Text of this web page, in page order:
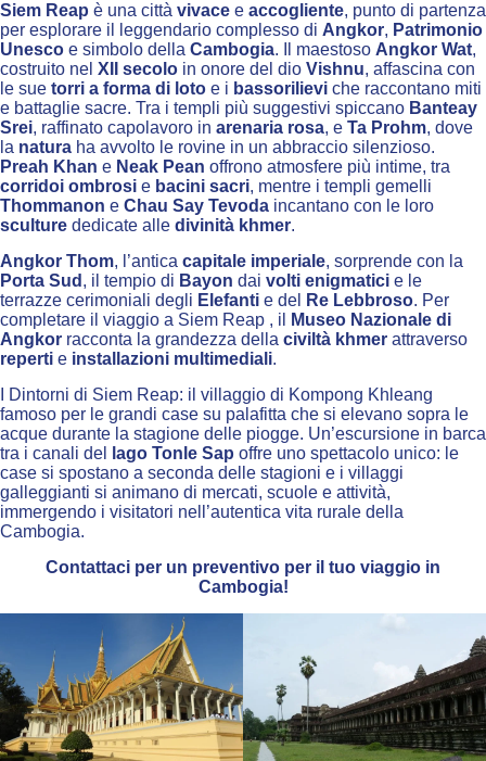
Siem Reap è una città vivace e accogliente, punto di partenza
per esplorare il leggendario complesso di Angkor, Patrimonio
Unesco e simbolo della Cambogia. Il maestoso Angkor Wat,
costruito nel XII secolo in onore del dio Vishnu, affascina con
le sue torri a forma di loto e i bassorilievi che raccontano miti
e battaglie sacre. Tra i templi più suggestivi spiccano Banteay
Srei, raffinato capolavoro in arenaria rosa, e Ta Prohm, dove
la natura ha avvolto le rovine in un abbraccio silenzioso.
Preah Khan e Neak Pean offrono atmosfere più intime, tra
corridoi ombrosi e bacini sacri, mentre i templi gemelli
Thommanon e Chau Say Tevoda incantano con le loro
sculture dedicate alle divinità khmer.
Angkor Thom, l’antica capitale imperiale, sorprende con la
Porta Sud , il tempio di Bayon dai volti enigmatici e le
terrazze cerimoniali degli Elefanti e del Re Lebbroso. Per
completare il viaggio a Siem Reap , il
Museo Nazionale di
Angkor racconta la grandezza della civiltà khmer attraverso
reperti e installazioni multimediali.
I Dintorni di Siem Reap: il villaggio di Kompong Khleang
famoso per le grandi case su palafitta che si elevano sopra le
acque durante la stagione delle piogge. Un’escursione in barca
tra i canali del
lago Tonle Sap offre uno spettacolo unico: le
case si spostano a seconda delle stagioni e i villaggi
galleggianti si animano di mercati, scuole e attività,
immergendo i visitatori nell’autentica vita rurale della
Cambogia.
Contattaci per un preventivo per il tuo viaggio in
Cambogia!